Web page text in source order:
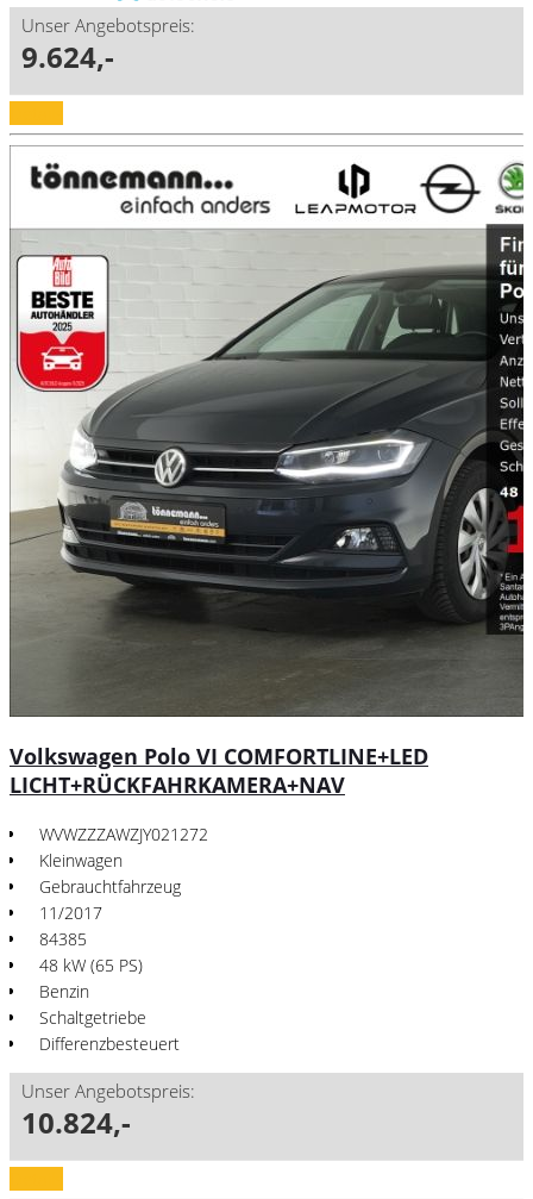
Unser Angebotspreis:
9.624,-
Volkswagen Polo VI COMFORTLINE+LED
LICHT+RÜCKFAHRKAMERA+NAV
WVWZZZAWZJY021272
Kleinwagen
Gebrauchtfahrzeug
11/2017
84385
48 kW (65 PS)
Benzin
Schaltgetriebe
Differenzbesteuert
Unser Angebotspreis:
10.824,-